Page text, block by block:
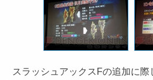
スラッシュアックスFの追加に際